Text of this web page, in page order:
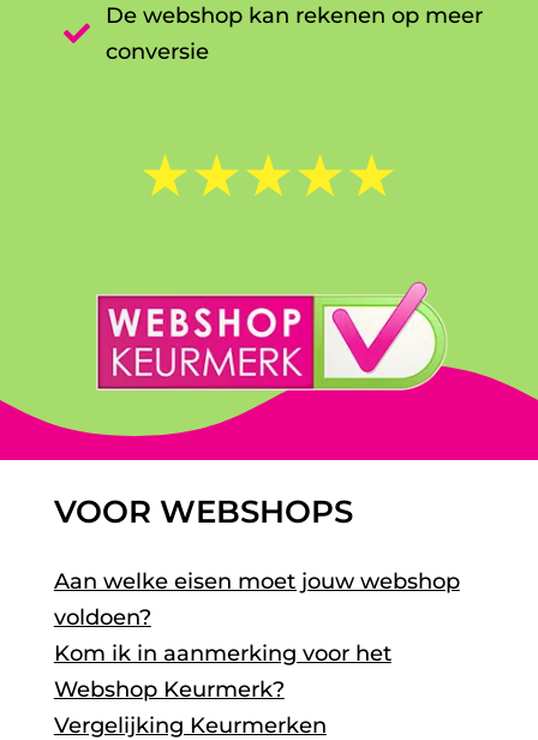

De webshop kan rekenen op meer
conversie
☆☆☆☆☆
VOOR WEBSHOPS
Aan welke eisen moet jouw webshop
voldoen?
Kom ik in aanmerking voor het
Webshop Keurmerk?
Vergelijking Keurmerken